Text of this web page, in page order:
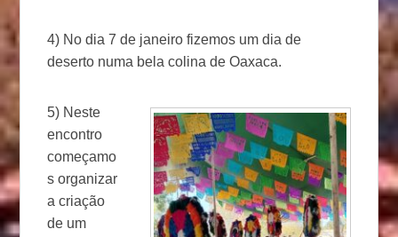
4) No dia 7 de janeiro fizemos um dia de
deserto numa bela colina de Oaxaca.
5) Neste
encontro
começamo
s organizar
a criação
de um